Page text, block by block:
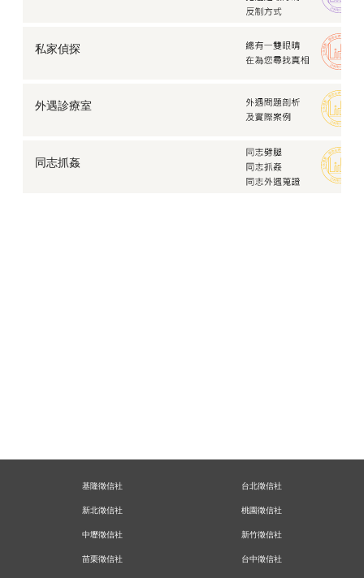
私家偵探
外遇診療室
同志抓姦
基隆徵信社 台北徵信社
新北徵信社 桃園徵信社
中壢徵信社 新竹徵信社
苗栗徵信社 台中徵信社